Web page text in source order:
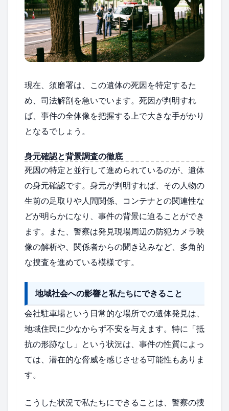
現在、須磨署は、この遺体の死因を特定するた
め、司法解剖を急いでいます。死因が判明すれ
ば、事件の全体像を把握する上で大きな手がかり
となるでしょう。
身元確認と背景調査の徹底
死因の特定と並行して進められているのが、遺体
の身元確認です。身元が判明すれば、その人物の
生前の足取りや人間関係、コンテナとの関連性な
どが明らかになり、事件の背景に迫ることができ
ます。また、警察は発見現場周辺の防犯カメラ映
像の解析や、関係者からの聞き込みなど、多角的
な捜査を進めている模様です。
地域社会への影響と私たちにできること
会社駐車場という日常的な場所での遺体発見は、
地域住民に少なからず不安を与えます。特に「抵
抗の形跡なし」という状況は、事件の性質によっ
ては、潜在的な脅威を感じさせる可能性もありま
す。
こうした状況で私たちにできることは、警察の捜